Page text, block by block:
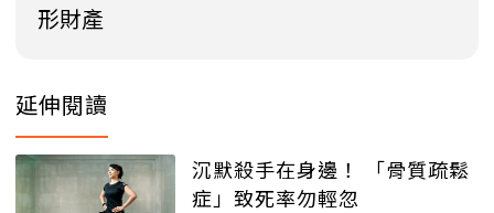
形財產
延伸閱讀
沉默殺手在身邊！ 「骨質疏鬆
症」致死率勿輕忽